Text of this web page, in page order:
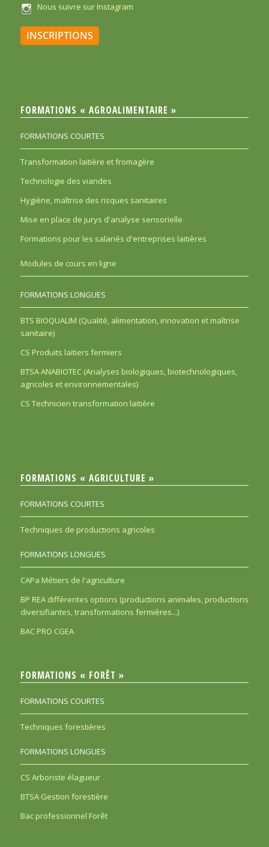
Nous suivre sur Instagram
INSCRIPTIONS
FORMATIONS « AGROALIMENTAIRE »
FORMATIONS COURTES
Transformation laitière et fromagère
Technologie des viandes
Hygiène, maîtrise des risques sanitaires
Mise en place de jurys d'analyse sensorielle
Formations pour les salariés d'entreprises laitières
Modules de cours en ligne
FORMATIONS LONGUES
BTS BIOQUALIM (Qualité, alimentation, innovation et maîtrise
sanitaire)
CS Produits laitiers fermiers
BTSA ANABIOTEC (Analyses biologiques, biotechnologiques,
agricoles et environnementales)
CS Technicien transformation laitière
FORMATIONS « AGRICULTURE »
FORMATIONS COURTES
Techniques de productions agricoles
FORMATIONS LONGUES
CAPa Métiers de l'agriculture
BP REA différentes options (productions animales, productions
diversifiantes, transformations fermières...)
BAC PRO CGEA
FORMATIONS « FORÊT »
FORMATIONS COURTES
Techniques forestières
FORMATIONS LONGUES
CS Arboriste élagueur
BTSA Gestion forestière
Bac professionnel Forêt